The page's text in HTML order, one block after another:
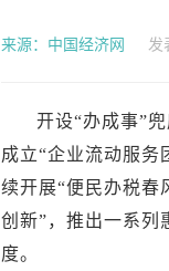
来源：中国经济网 发
开设“办成事”
成立“企业流动服
续开展“便民办税春
创新”，推出一系列
度。